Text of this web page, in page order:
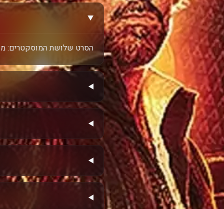
הסרט שלושת המוסקטרים: